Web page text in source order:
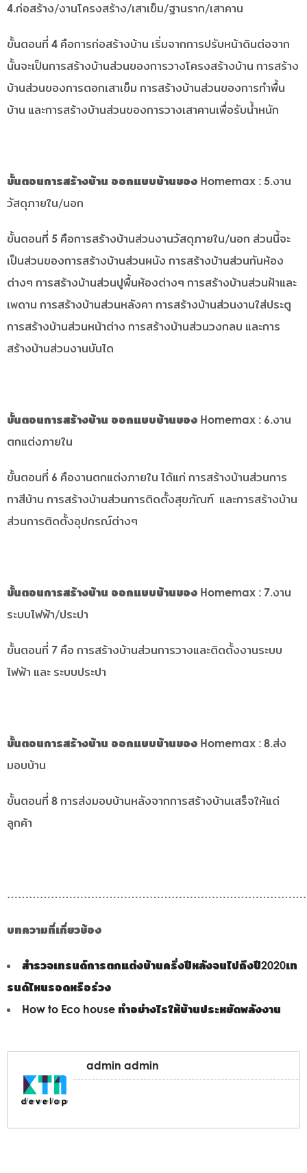
4.ก่อสร้าง/งานโครงสร้าง/เสาเข็ม/ฐานราก/เสาคาน
ขั้นตอนที่ 4 คือการก่อสร้างบ้าน เริ่มจากการปรับหน้าดินต่อจาก
นั้นจะเป็นการสร้างบ้านส่วนของการวางโครงสร้างบ้าน การสร้าง
บ้านส่วนของการตอกเสาเข็ม การสร้างบ้านส่วนของการทำพื้น
บ้าน และการสร้างบ้านส่วนของการวางเสาคานเพื่อรับน้ำหนัก
ขั้นตอนการสร้างบ้าน ออกแบบบ้านของ Homemax : 5.งาน
วัสดุภายใน/นอก
ขั้นตอนที่ 5 คือการสร้างบ้านส่วนงานวัสดุภายใน/นอก ส่วนนี้จะ
เป็นส่วนของการสร้างบ้านส่วนผนัง การสร้างบ้านส่วนกันห้อง
ต่างๆ การสร้างบ้านส่วนปูพื้นห้องต่างๆ การสร้างบ้านส่วนฝ้าและ
เพดาน การสร้างบ้านส่วนหลังคา การสร้างบ้านส่วนงานใส่ประตู
การสร้างบ้านส่วนหน้าต่าง การสร้างบ้านส่วนวงกลบ และการ
สร้างบ้านส่วนงานบันได
ขั้นตอนการสร้างบ้าน ออกแบบบ้านของ Homemax : 6.งาน
ตกแต่งภายใน
ขั้นตอนที่ 6 คืองานตกแต่งภายใน ได้แก่ การสร้างบ้านส่วนการ
ทาสีบ้าน การสร้างบ้านส่วนการติดตั้งสุขภัณฑ์ และการสร้างบ้าน
ส่วนการติดตั้งอุปกรณ์ต่างๆ
ขั้นตอนการสร้างบ้าน ออกแบบบ้านของ Homemax : 7.งาน
ระบบไฟฟ้า/ประปา
ขั้นตอนที่ 7 คือ การสร้างบ้านส่วนการวางและติดตั้งงานระบบ
ไฟฟ้า และ ระบบประปา
ขั้นตอนการสร้างบ้าน ออกแบบบ้านของ Homemax : 8.ส่ง
มอบบ้าน
ขั้นตอนที่ 8 การส่งมอบบ้านหลังจากการสร้างบ้านเสร็จให้แด่
ลูกค้า
บทความที่เกี่ยวข้อง
สำรวจเทรนด์การตกแต่งบ้านครึ่งปีหลังจนไปถึงปี2020เท
รนด์ไหนรอดหรือร่วง
How to Eco house ทำอย่างไรให้บ้านประหยัดพลังงาน
admin admin